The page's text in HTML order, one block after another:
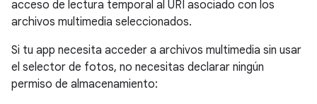
acceso de lectura temporal al URI asociado con los
archivos multimedia seleccionados.
Si tu app necesita acceder a archivos multimedia sin usar
el selector de fotos, no necesitas declarar ningún
permiso de almacenamiento: